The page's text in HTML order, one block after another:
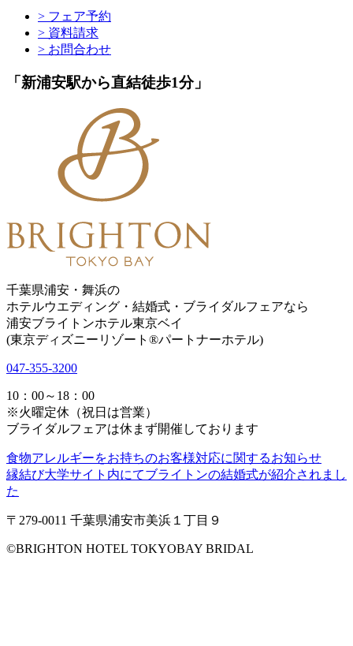
> フェア予約
> 資料請求
> お問合わせ
「新浦安駅から直結徒歩1分」
千葉県浦安・舞浜の
ホテルウエディング・結婚式・ブライダルフェアなら
浦安ブライトンホテル東京ベイ
(東京ディズニーリゾート®パートナーホテル)
047-355-3200
10：00～18：00
※火曜定休（祝日は営業）
ブライダルフェアは休まず開催しております
食物アレルギーをお持ちのお客様対応に関するお知らせ
縁結び大学サイト内にてブライトンの結婚式が紹介されまし
た
〒279-0011 千葉県浦安市美浜１丁目９
©️BRIGHTON HOTEL TOKYOBAY BRIDAL